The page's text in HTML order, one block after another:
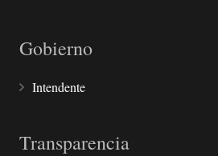
Gobierno
Intendente
Transparencia